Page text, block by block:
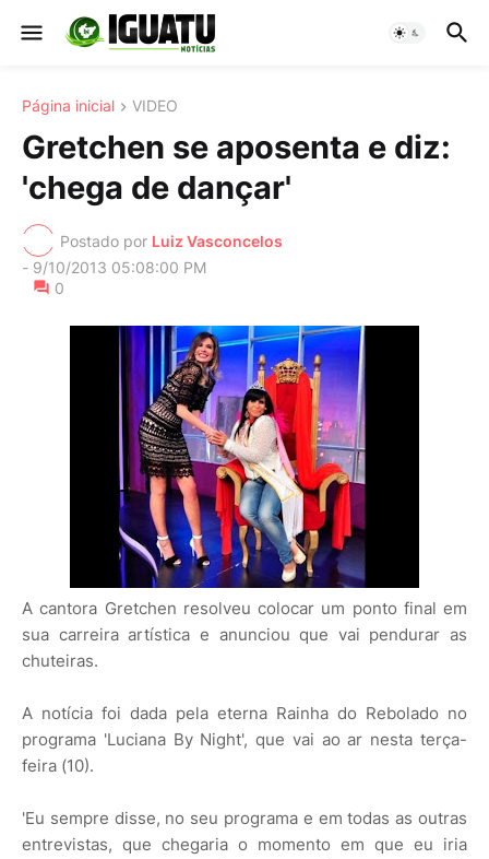
Página inicial VIDEO
Gretchen se aposenta e diz:
'chega de dançar'
Postado por Luiz Vasconcelos
- 9/10/2013 05:08:00 PM
0
A cantora Gretchen resolveu colocar um ponto final em
sua carreira artística e anunciou que vai pendurar as
chuteiras.
A notícia foi dada pela eterna Rainha do Rebolado no
programa 'Luciana By Night', que vai ao ar nesta terça-
feira (10).
'Eu sempre disse, no seu programa e em todas as outras
entrevistas, que chegaria o momento em que eu iria